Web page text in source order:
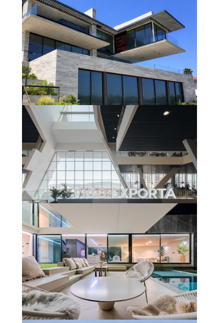
VIVIENDA UNIFAMILIAR
(GARRAF)
En savoir plus
ESTACIÓN VIALIA VIGO – URZAIZ
UNIFAMILIAR #CLARODELUZ